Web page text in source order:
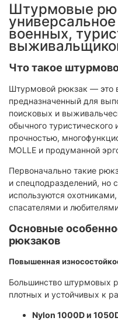
Штурмовые
военных,
Что такое
Штурмовой рюкзак — это
предназначенный для
поисковых и
обычного
прочностью,
MOLLE и продуманной
Первоначально такие
и спецподразделений, но
используются
спасателями и
Основные
рюкзаков
Повышенная
Большинство штурмовых
плотных и устойчивых к
Nylon 1000D и